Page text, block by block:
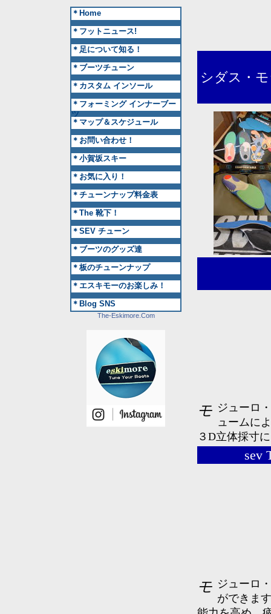
＊home
＊フットニュース!
＊足について知る！
＊ブーツチューン
＊カスタム インソール
＊フォーミング インナーブー
ツ
＊マップ＆スケジュール
＊お問い合わせ！
＊小賀坂スキー
＊お気に入り！
＊チューンナップ料金表
＊The 靴下！
＊SEV チューン
＊ブーツのグッズ達
＊板のチューンナップ
＊エスキモーのお楽しみ！
＊Blog SNS
The-Eskimore.com
シダス・
モジューロ・カスタム・インソールの成型方法は２通り。HDバキ
ュームに
３D立体採寸
sev
モジューロ・インソール作成時にSEVメタルソールを内蔵すること
ができま